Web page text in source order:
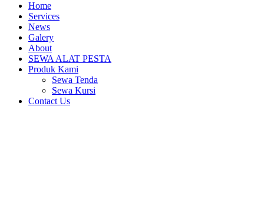
Home
Services
News
Galery
About
SEWA ALAT PESTA
Produk Kami
Sewa Tenda
Sewa Kursi
Contact Us